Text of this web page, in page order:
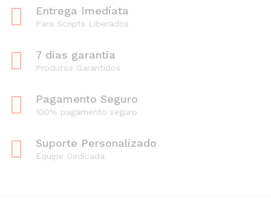
Entrega Imediata
Para Scripts Liberados
7 dias garantia
Produtos Garantidos
Pagamento Seguro
100% pagamento seguro
Suporte Personalizado
Equipe Dedicada